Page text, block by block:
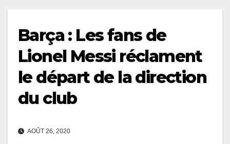
Barça : Les fans de
Lionel Messi réclament
le départ de la direction
du club
AOÛT 26, 2020